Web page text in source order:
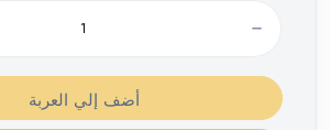
أضف إلي العربة